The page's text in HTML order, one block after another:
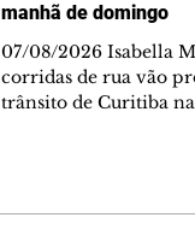
manhã de domingo
07/08/2026 Isabella
corridas de rua vão
trânsito de Curitiba